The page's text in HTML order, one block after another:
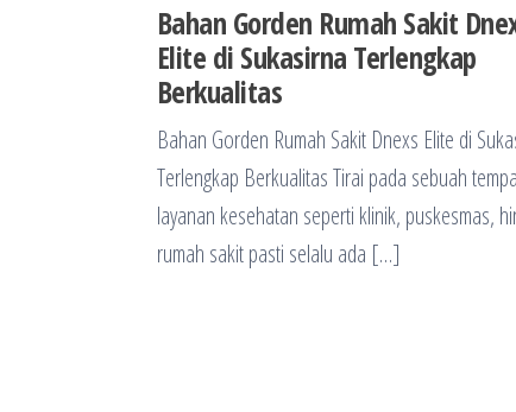
Bahan Gorden Rumah Sakit
Elite di Sukasirna Terlengkap
Berkualitas
Bahan Gorden Rumah Sakit Dnexs Elite di
Terlengkap Berkualitas Tirai pada sebuah
layanan kesehatan seperti klinik, puskesmas,
rumah sakit pasti selalu ada […]